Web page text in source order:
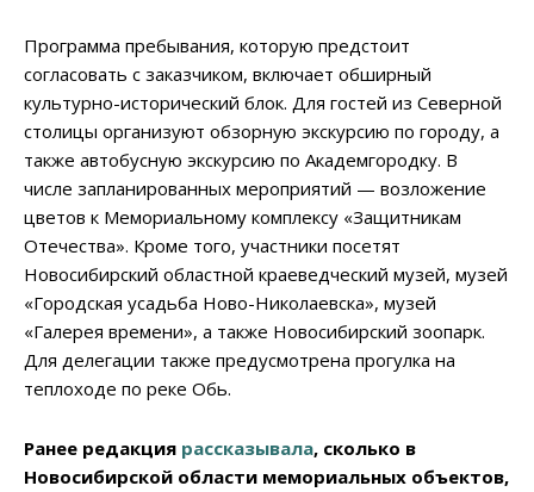
Программа пребывания, которую предстоит
согласовать с заказчиком, включает обширный
культурно-исторический блок. Для гостей из Северной
столицы организуют обзорную экскурсию по городу, а
также автобусную экскурсию по Академгородку. В
числе запланированных мероприятий — возложение
цветов к Мемориальному комплексу «Защитникам
Отечества». Кроме того, участники посетят
Новосибирский областной краеведческий музей, музей
«Городская усадьба Ново-Николаевска», музей
«Галерея времени», а также Новосибирский зоопарк.
Для делегации также предусмотрена прогулка на
теплоходе по реке Обь.
Ранее редакция рассказывала, сколько в
Новосибирской области мемориальных объектов,